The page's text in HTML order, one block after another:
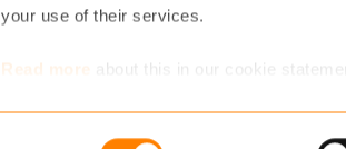
your use of their services.
Read more about this in our cookie